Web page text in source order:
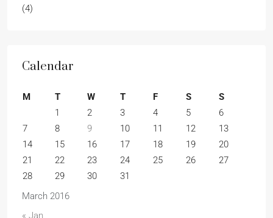
(4)
Calendar
March 2016
M T W T F S
S
1
2 3 4 5
6
7
8 9 10 11 12
13
14
15 16 17 18 19
20
21
22 23 24 25 26
27
28
29 30 31
« Jan